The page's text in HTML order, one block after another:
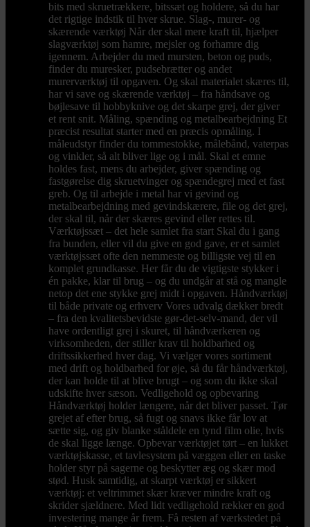
bits med skruetrækkere, bitssæt og holdere, så du har
det rigtige indstik til hver skrue. Slag-, murer- og
skærende værktøj Når der skal mere kraft til, hjælper
slagværktøj som hamre, mejsler og forhamre dig
igennem. Arbejder du med mursten, beton og puds,
finder du muresker, pudsebrætter og andet
murerværktøj til opgaven. Og skal materialet skæres til,
har vi save og skærende værktøj – fra håndsave og
bøjlesave til hobbyknive og det skarpe grej, der giver
et rent snit. Måling, spænding og metalbearbejdning Et
præcist resultat starter med en præcis opmåling. I
måleudstyr finder du tommestokke, målebånd, vaterpas
og vinkler, så alt bliver lige og i mål. Skal et emne
holdes fast, mens du arbejder, giver spænding og
fastgørelse dig skruetvinger og spændegrej med et fast
greb. Og til arbejde i metal har vi gevind og
metalbearbejdning med gevindskærere, file og det grej,
der skal til, når der skæres gevind eller rettes til.
Værktøjssæt – det hele samlet fra start Skal du i gang
fra bunden, eller vil du give en god gave, er et samlet
værktøjssæt ofte den nemmeste og billigste vej til en
komplet grundkasse. Her får du de vigtigste stykker i
én pakke, klar til brug – og du undgår at stå og mangle
netop det ene stykke grej midt i opgaven. Håndværktøj
til både private og erhverv Vores udvalg dækker bredt
– fra den kvalitetsbevidste gør-det-selv-mand, der vil
have ordentligt grej i skuret, til håndværkeren og
virksomheden, der stiller krav til holdbarhed og
driftssikkerhed hver dag. Vi vælger vores sortiment
med drift og holdbarhed for øje, så du får håndværktøj,
der kan holde til at blive brugt – og som du ikke skal
udskifte hver sæson. Vedligehold og opbevaring
Håndværktøj holder længere, når det bliver passet. Tør
grejet af efter brug, så fugt og snavs ikke får lov at
sætte sig, og giv blanke ståldele en tynd film olie, hvis
de skal ligge længe. Opbevar værktøjet tørt – en lukket
værktøjskasse, et tavlesystem på væggen eller en taske
holder styr på sagerne og beskytter æg og skær mod
stød. Husk samtidig, at skarpt værktøj er sikkert
værktøj: et veltrimmet skær kræver mindre kraft og
skrider sjældnere. Med lidt vedligehold rækker en god
investering mange år frem. Få resten af værkstedet på